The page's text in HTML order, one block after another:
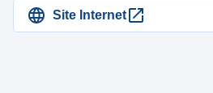
Site Internet